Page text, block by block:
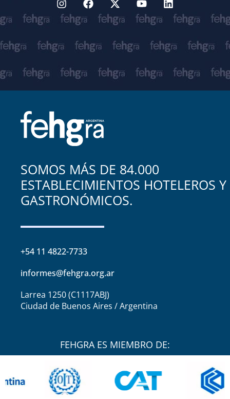
SOMOS MÁS DE 84.000
ESTABLECIMIENTOS HOTELEROS Y
GASTRONÓMICOS.
+54 11 4822-7733
informes@fehgra.org.ar
Larrea 1250 (C1117ABJ)
Ciudad de Buenos Aires / Argentina
FEHGRA ES MIEMBRO DE: